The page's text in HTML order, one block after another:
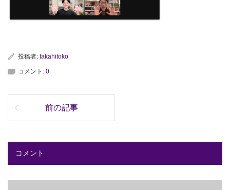
投稿者: takahitoko
コメント: 0
前の記事
コメント